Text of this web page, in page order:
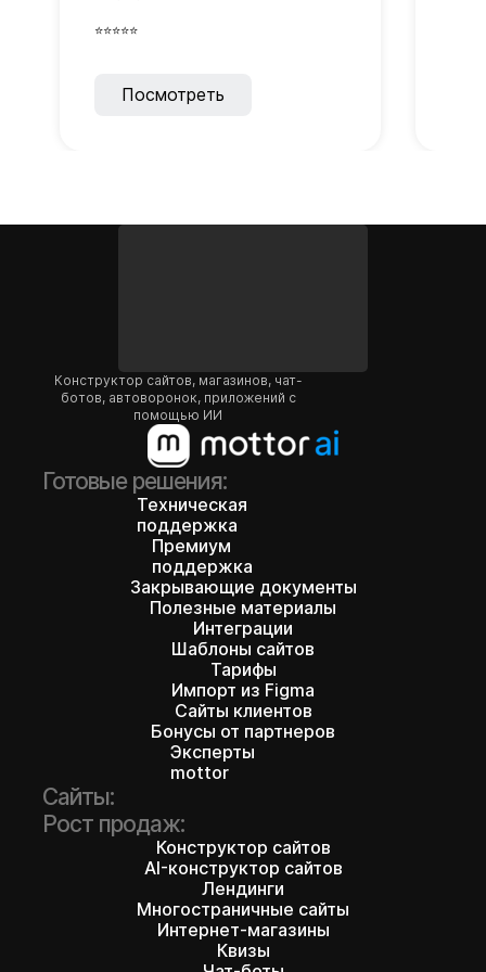
⭐⭐⭐⭐⭐
Посмотреть
Конструктор сайтов, магазинов, чат-
ботов, автоворонок, приложений с
помощью ИИ
Готовые решения:
Техническая
поддержка
Премиум
поддержка
Закрывающие документы
Полезные материалы
Интеграции
Шаблоны сайтов
Тарифы
Импорт из Figma
Сайты клиентов
Бонусы от партнеров
Эксперты
mottor
Сайты:
Рост продаж:
Конструктор сайтов
AI-конструктор сайтов
Лендинги
Многостраничные сайты
Интернет-магазины
Квизы